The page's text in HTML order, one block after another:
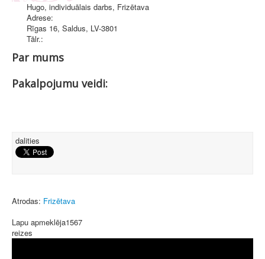
Hugo, individuālais darbs, Frizētava
Adrese:
Rīgas 16, Saldus, LV-3801
Tālr.:
Par mums
Pakalpojumu veidi:
dalities
Atrodas: Frizētava
Lapu apmeklēja1567
reizes